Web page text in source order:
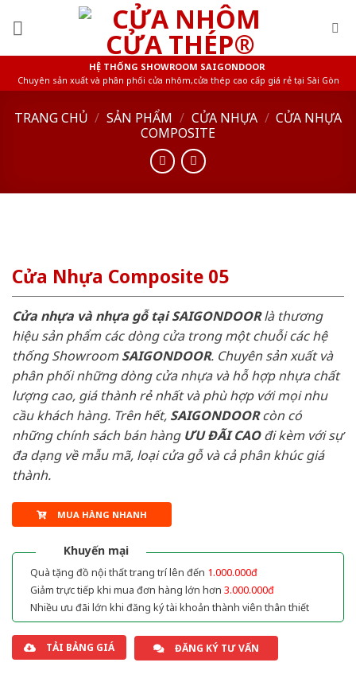
HỆ THỐNG SHOWROOM SAIGONDOOR
Chuyên sản xuất và phân phối cửa nhôm,cửa thép cao cấp giá rẻ tại Sài Gòn
TRANG CHỦ / SẢN PHẨM / CỬA NHỰA / CỬA NHỰA
COMPOSITE
Cửa Nhựa Composite 05
Cửa nhựa và nhựa gỗ tại SAIGONDOORlà thương
hiệu sản phẩm các dòng cửa trong một chuỗi các hệ
thống ShowroomSAIGONDOOR. Chuyên sản xuất và
phân phối những dòng cửa nhựa và hỗ hợp nhựa chất
lượng cao, giá thành rẻ nhất và phù hợp với mọi nhu
cầu khách hàng. Trên hết, SAIGONDOORcòn có
những chính sách bán hàng ƯU ĐÃI CAOđi kèm với sự
đa dạng về mẫu mã, loại cửa gỗ và cả phân khúc giá
thành.
MUA HÀNG NHANH
Khuyến mại
Quà tặng đồ nội thất trang trí lên đến 1.000.000đ
Giảm trực tiếp khi mua đơn hàng lớn hơn 3.000.000đ
Nhiều ưu đãi lớn khi đăng ký tài khoản thành viên thân thiết
TẢI BẢNG GIÁ ĐĂNG KÝ TƯ VẤN